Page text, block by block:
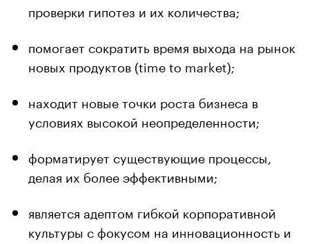
проверки гипотез и их количества;
помогает сократить время выхода на рынок
новых продуктов (time to market);
находит новые точки роста бизнеса в
условиях высокой неопределенности;
форматирует существующие процессы,
делая их более эффективными;
является адептом гибкой корпоративной
культуры с фокусом на инновационность и